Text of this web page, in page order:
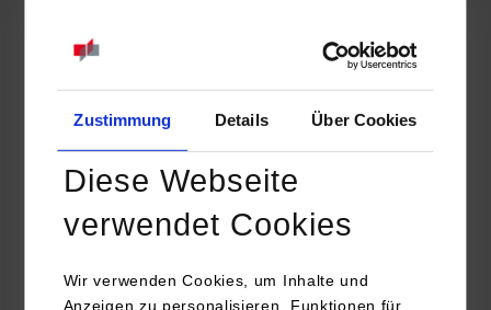
Zustimmung Details Über Cookies
Diese Webseite
verwendet Cookies
Wir verwenden Cookies, um Inhalte und
Anzeigen zu personalisieren, Funktionen für
Wie entsteht Begeisterung für Technik und Medien? Oft genau